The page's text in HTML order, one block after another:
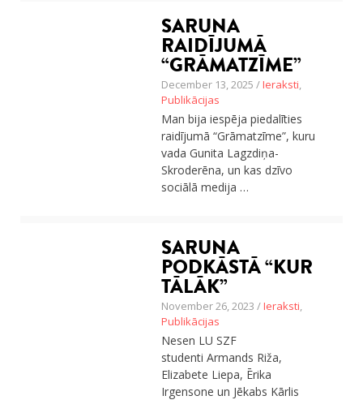
PublikācijasSARUNA
RAIDĪJUMĀ
“GRĀMATZĪME”
December 13, 2025 /Ieraksti,
Publikācijas
Man bija iespēja piedalīties
raidījumā “Grāmatzīme”, kuru
vada Gunita Lagzdiņa-
Skroderēna, un kas dzīvo
sociālā medija …
SARUNA
PODKĀSTĀ “KUR
TĀLĀK”
November 26, 2023 /Ieraksti,
Publikācijas
Nesen LU SZF
studenti Armands Riža,
Elizabete Liepa, Ērika
Irgensone un Jēkabs Kārlis